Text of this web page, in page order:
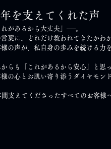
を支えてくれた声
れがあるから大丈夫」──。
言葉に、どれだけ救われてきたかわ
様の声が、私自身の歩みを続ける力
からも「これがあるから安心」と思
様の心とお肌い寄り添うダイヤモン
間支えてくださったすべてのお客様